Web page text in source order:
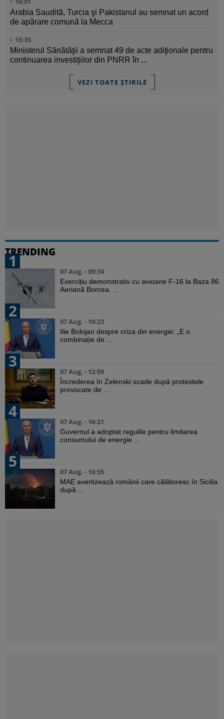
Arabia Saudită, Turcia şi Pakistanul au semnat un acord
de apărare comună la Mecca
15:35
Ministerul Sănătăţii a semnat 49 de acte adiţionale pentru
continuarea investiţiilor din PNRR în ...
VEZI TOATE ȘTIRILE
TRENDING
1
07 Aug. - 09:34
Exercițiu demonstrativ cu avioane F-16 la Baza 86
Aeriană Borcea. ...
2
07 Aug. - 10:23
Ilie Bolojan despre criza din energie: „E o
combinație de ...
3
07 Aug. - 12:59
Încrederea în Zelenski scade după protestele
provocate de ...
4
07 Aug. - 16:21
Guvernul a adoptat regulile pentru limitarea
consumului de energie ...
5
07 Aug. - 16:55
MAE avertizează românii care călătoresc în Sicilia
după ...